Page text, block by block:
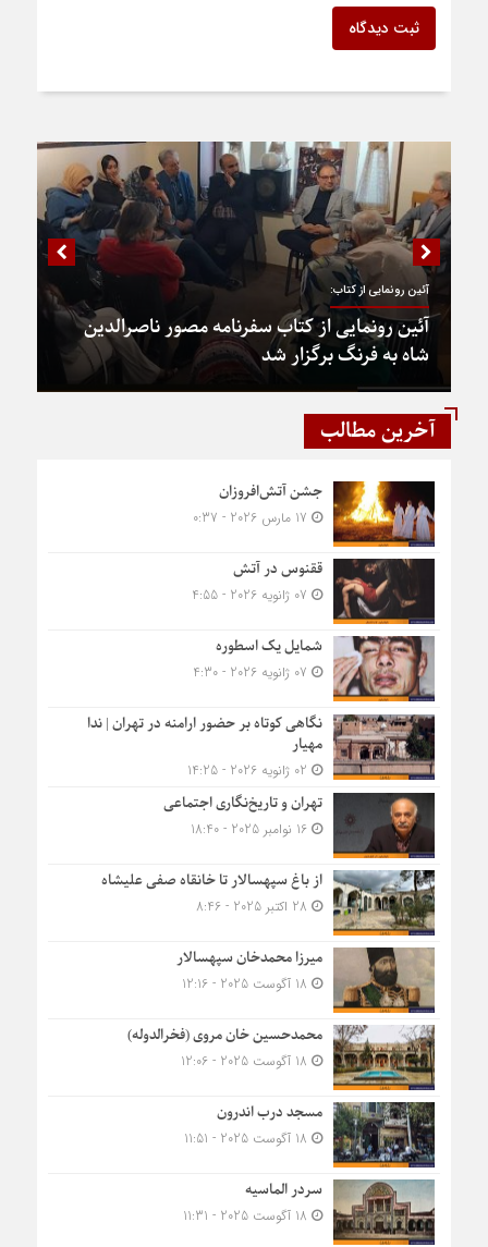
ثبت دیدگاه
آئین رونمایی از کتاب:
آئین رونمایی از کتاب سفرنامه مصور ناصرالدین
شاه به فرنگ برگزار شد
آخرین مطالب
جشن آتش‌افروزان
ققنوس در آتش
شمایل یک اسطوره
نگاهی کوتاه بر حضور ارامنه در تهران | ندا
مهیار
تهران و تاریخ‌نگاری اجتماعی
16 نوامبر 2025 - 18:40
از باغ سپهسالار تا خانقاه صفی علیشاه
میرزا محمدخان سپهسالار
محمدحسین خان مروی (فخرالدوله)
مسجد درب اندرون
سردر الماسیه